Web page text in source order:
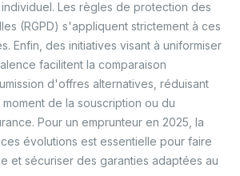
Les règles de protection des
(RGPD) s'appliquent strictement à ces
Enfin, des initiatives visant à uniformiser
facilitent la comparaison
d'offres alternatives, réduisant
de la souscription ou du
Pour un emprunteur en 2025, la
évolutions est essentielle pour faire
et sécuriser des garanties adaptées au